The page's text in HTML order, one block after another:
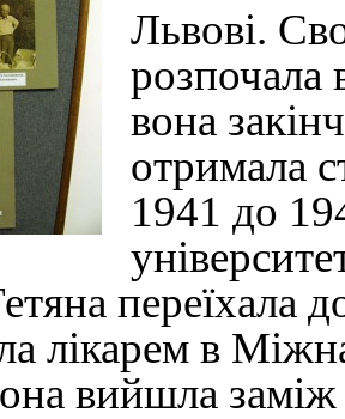
Львові.
вона
отримала
1941 до
переїхала
лікарем в
вийшла